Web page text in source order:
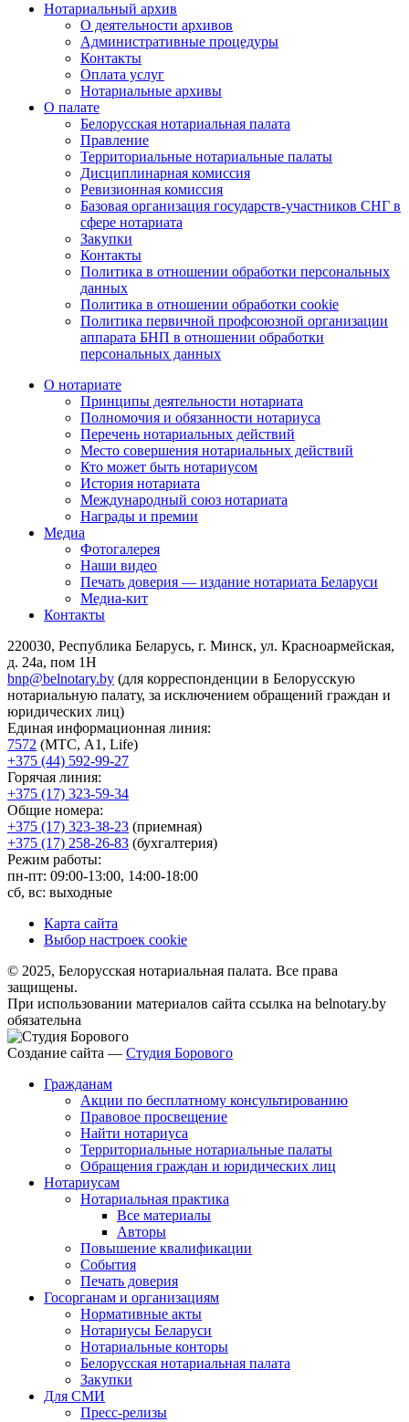
Нотариальный архив
О деятельности архивов
Административные процедуры
Контакты
Оплата услуг
Нотариальные архивы
О палате
Белорусская нотариальная палата
Правление
Территориальные нотариальные палаты
Дисциплинарная комиссия
Ревизионная комиссия
Базовая организация государств-участников СНГ в
сфере нотариата
Закупки
Контакты
Политика в отношении обработки персональных
данных
Политика в отношении обработки cookie
Политика первичной профсоюзной организации
аппарата БНП в отношении обработки
персональных данных
О нотариате
Принципы деятельности нотариата
Полномочия и обязанности нотариуса
Перечень нотариальных действий
Место совершения нотариальных действий
Кто может быть нотариусом
История нотариата
Международный союз нотариата
Награды и премии
Медиа
Фотогалерея
Наши видео
Печать доверия — издание нотариата Беларуси
Медиа-кит
Контакты
220030, Республика Беларусь, г. Минск, ул. Красноармейская,
д. 24а, пом 1Н
bnp@belnotary.by (для корреспонденции в Белорусскую
нотариальную палату, за исключением обращений граждан и
юридических лиц)
Единая информационная линия:
7572 (МТС, A1, Life)
+375 (44) 592-99-27
Горячая линия:
+375 (17) 323-59-34
Общие номера:
+375 (17) 323-38-23 (приемная)
+375 (17) 258-26-83 (бухгалтерия)
Режим работы:
пн-пт: 09:00-13:00, 14:00-18:00
сб, вс: выходные
Карта сайта
Выбор настроек cookie
© 2025, Белорусская нотариальная палата. Все права
защищены.
При использовании материалов сайта ссылка на belnotary.by
обязательна
Создание сайта — Студия Борового
Гражданам
Акции по бесплатному консультированию
Правовое просвещение
Найти нотариуса
Территориальные нотариальные палаты
Обращения граждан и юридических лиц
Нотариусам
Нотариальная практика
Все материалы
Авторы
Повышение квалификации
События
Печать доверия
Госорганам и организациям
Нормативные акты
Нотариусы Беларуси
Нотариальные конторы
Белорусская нотариальная палата
Закупки
Для СМИ
Пресс-релизы